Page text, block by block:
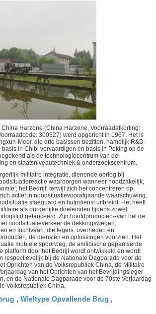
Harzone (China Harzone, Voorraadafkorting:
300527) werd opgericht in 1967. Het is
Meer, die drie basissen bezitten, namelijk R&D-
in Chibi vervaardigen en basis in Peking op de
als de technologiecentrum van de
en staatsniveautechniek & onderzoekscentrum.
militaire integratie, dienende oorlog bij
waarborgen wanneer noodzakelijk,
het Bedrijf, terwijl zich het concentreren op
actief in noodsituatievoorafgaande waarschuwing,
sfaeguard en hulpdienst uitbreidt. Het heeft
als burgerlijke doeleinden tijdens zowel
gelanceerd. Zijn hoofdproducten--van het de
noodsituatieverkeer de dekkingswegen,
en luchtvaart, die legers, overheden en
de diensten en oplossingen voorzien. Het
mobiele spoorweg, de amfibische gepantserde
platform door het Bedrijf wordt ontwikkeld en wordt
respectievelijk bij de Nationale Dagparade voor de
Oprichten van de Volksrepubliek China, de Militaire
van het Oprichten van het Bevrijdingsleger
en de Nationale Dagparade voor de 70ste Verjaardag
Volksrepubliek China.
, Wieltype Opvallende Brug ,